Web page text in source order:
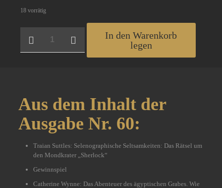
18 vorrätig
Chronicle
In den Warenkorb
legen
Aus dem Inhalt der
Ausgabe Nr. 60:
Traian Suttles: Selenographische Seltsamkeiten: Das Rätsel um
den Mondkrater „Sherlock“
Gewinnspiel
Catherine Wynne: Das Abenteuer des ägyptischen Grabes. Wie